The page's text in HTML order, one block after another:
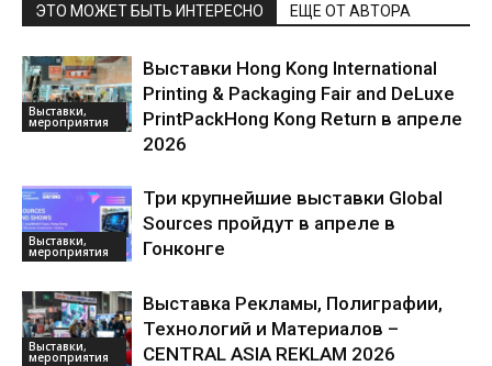
ЭТО МОЖЕТ БЫТЬ ИНТЕРЕСНО ЕЩЕ ОТ АВТОРА
Выставки,
мероприятия
Выставки Hong Kong International
Printing & Packaging Fair and DeLuxe
PrintPackHong Kong Return в апреле
2026
Выставки,
мероприятия
Три крупнейшие выставки Global
Sources пройдут в апреле в
Гонконге
Выставки,
мероприятия
Выставка Рекламы, Полиграфии,
Технологий и Материалов –
CENTRAL ASIA REKLAM 2026